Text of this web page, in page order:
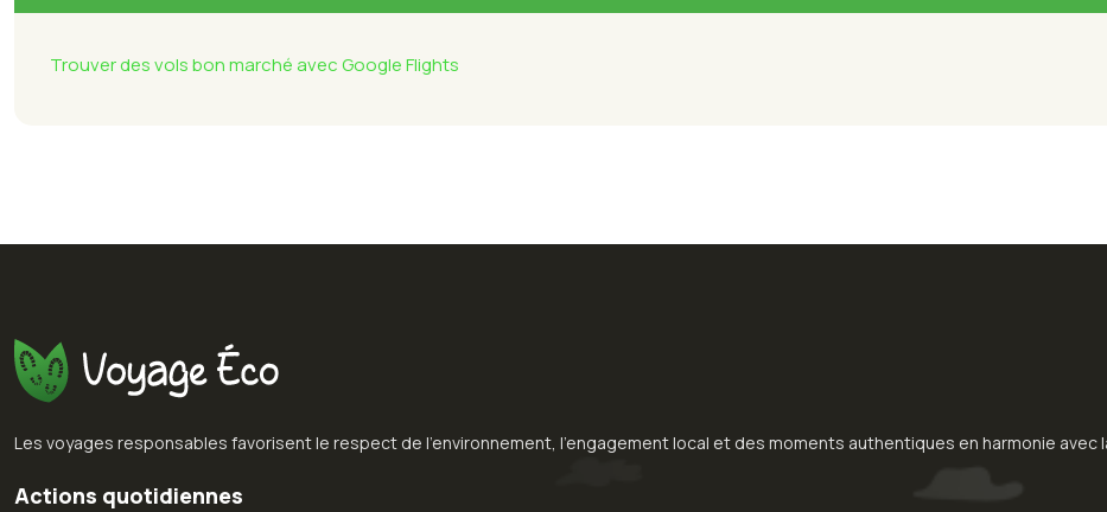
Trouver des vols bon marché avec Google Flights
Les voyages responsables favorisent le respect de l’environnement, l’engagement local et des moments authentiques en harmonie
Actions quotidiennes